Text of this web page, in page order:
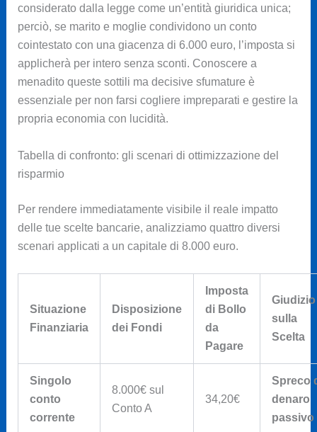
considerato dalla legge come un’entità giuridica unica;
perciò, se marito e moglie condividono un conto
cointestato con una giacenza di 6.000 euro, l’imposta si
applicherà per intero senza sconti. Conoscere a
menadito queste sottili ma decisive sfumature è
essenziale per non farsi cogliere impreparati e gestire la
propria economia con lucidità.
Tabella di confronto: gli scenari di ottimizzazione del
risparmio
Per rendere immediatamente visibile il reale impatto
delle tue scelte bancarie, analizziamo quattro diversi
scenari applicati a un capitale di 8.000 euro.
Situazione
Finanziaria
Disposizione
dei Fondi
Imposta
di Bollo
da
Pagare
Giudizio
sulla
Scelta
Singolo
conto
corrente
8.000€ sul
Conto A
34,20€
Spreco
denaro
passivo